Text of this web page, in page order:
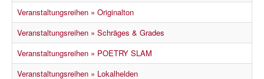
Veranstaltungsreihen » Originalton
Veranstaltungsreihen » Schräges & Grades
Veranstaltungsreihen » POETRY SLAM
Veranstaltungsreihen » Lokalhelden